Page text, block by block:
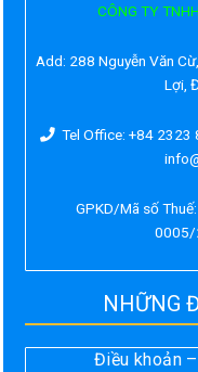
CÔNG TY
Add: 288 Nguyễn Văn
Lợi,
Tel Office: +84 2323
GPKD/Mã số
0005/
NHỮNG
Điều khoản